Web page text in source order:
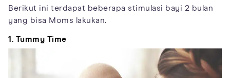
Berikut ini terdapat beberapa stimulasi bayi 2 bulan
yang bisa Moms lakukan.
1. Tummy Time